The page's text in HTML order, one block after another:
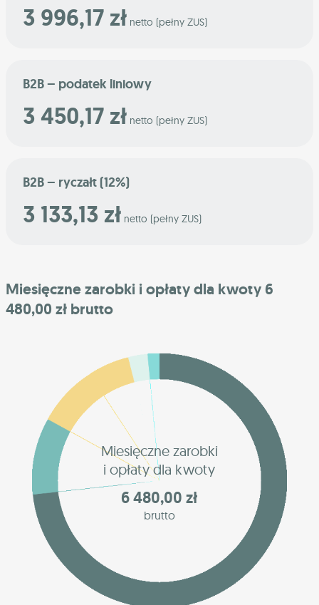
3 996,17 zł netto (pełny ZUS)
B2B – podatek liniowy
3 450,17 zł netto (pełny ZUS)
B2B – ryczałt (12%)
3 133,13 zł netto (pełny ZUS)
Miesięczne zarobki i opłaty dla kwoty 6
480,00 zł brutto
Miesięczne zarobki
i opłaty dla kwoty
6 480,00 zł
brutto